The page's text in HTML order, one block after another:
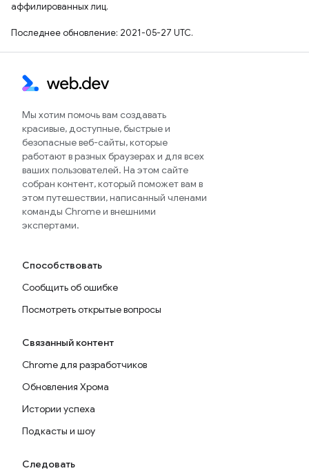
аффилированных лиц.
Последнее обновление: 2021-05-27 UTC.
Мы хотим помочь вам создавать
красивые, доступные, быстрые и
безопасные веб-сайты, которые
работают в разных браузерах и для всех
ваших пользователей. На этом сайте
собран контент, который поможет вам в
этом путешествии, написанный членами
команды Chrome и внешними
экспертами.
Способствовать
Сообщить об ошибке
Посмотреть открытые вопросы
Связанный контент
Chrome для разработчиков
Обновления Хрома
Истории успеха
Подкасты и шоу
Следовать